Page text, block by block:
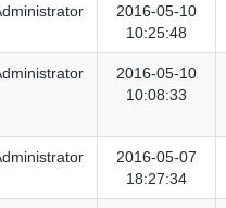
2016-05-10
10:25:48
2016-05-10
10:08:33
2016-05-07
18:27:34